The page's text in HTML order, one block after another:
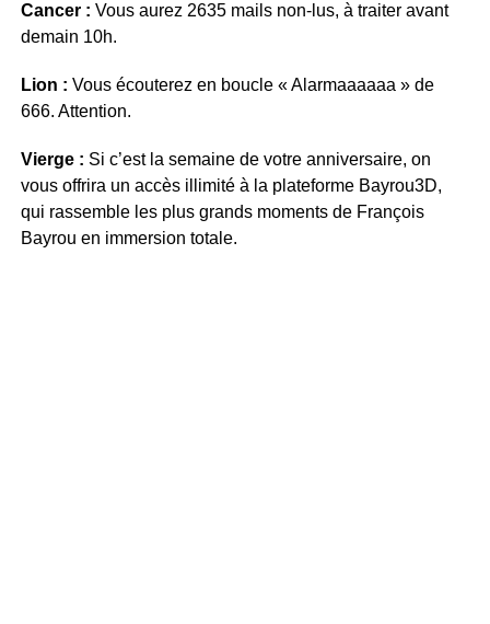
Cancer : Vous aurez 2635 mails non-lus, à traiter avant
demain 10h.
Lion : Vous écouterez en boucle « Alarmaaaaaa » de
666. Attention.
Vierge : Si c’est la semaine de votre anniversaire, on
vous offrira un accès illimité à la plateforme Bayrou3D,
qui rassemble les plus grands moments de François
Bayrou en immersion totale.